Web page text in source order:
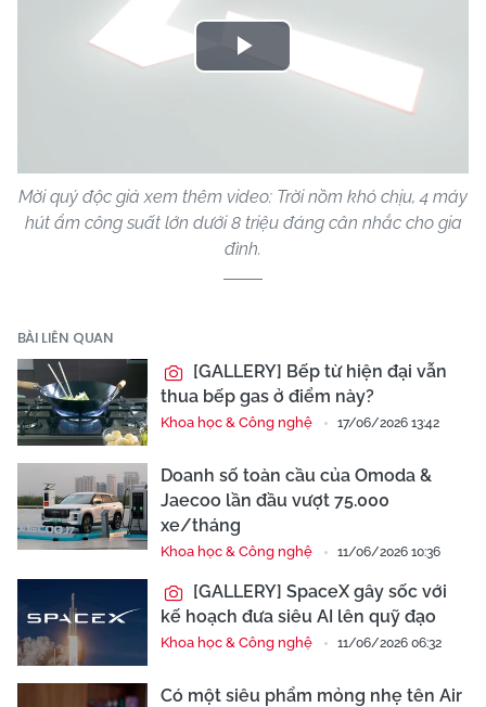
Play
Mời quý độc giả xem thêm video: Trời nồm khó chịu, 4 máy
hút ẩm công suất lớn dưới 8 triệu đáng cân nhắc cho gia
đình.
BÀI LIÊN QUAN
[GALLERY] Bếp từ hiện đại vẫn
thua bếp gas ở điểm này?
Khoa học & Công nghệ 17/06/2026 13:42
Doanh số toàn cầu của Omoda &
Jaecoo lần đầu vượt 75.000
xe/tháng
Khoa học & Công nghệ 11/06/2026 10:36
[GALLERY] SpaceX gây sốc với
kế hoạch đưa siêu AI lên quỹ đạo
Khoa học & Công nghệ 11/06/2026 06:32
Có một siêu phẩm mỏng nhẹ tên Air